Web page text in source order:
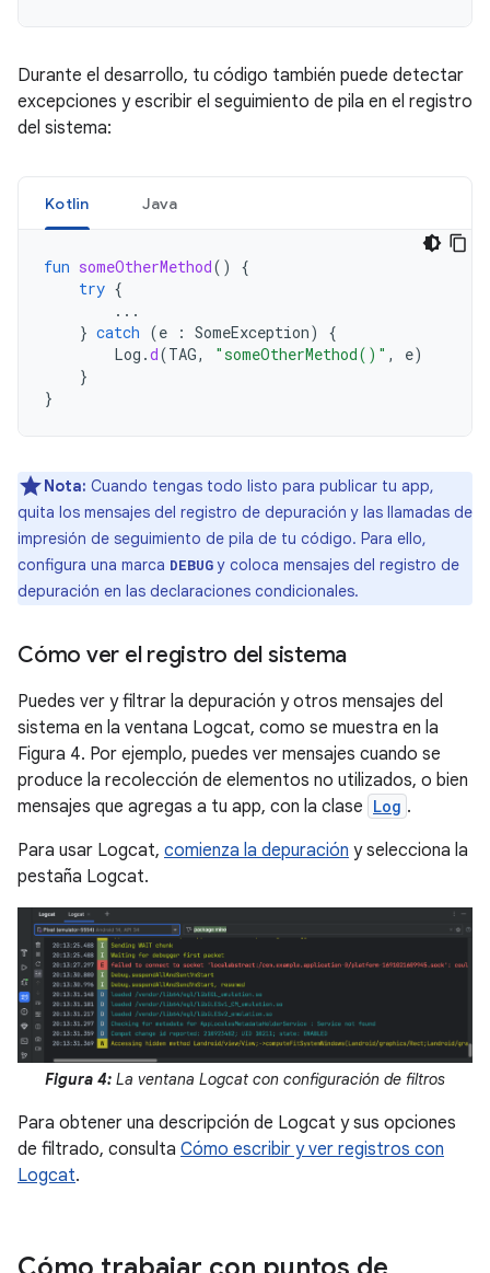
Durante el desarrollo, tu código también puede detectar
excepciones y escribir el seguimiento de pila en el registro
del sistema:
Kotlin Java
fun someOtherMethod()
{
try {
...
} catch (e : SomeException)
{
Log .d(TAG, "someOtherMethod()" , e)
}
}
Nota: Cuando tengas todo listo para publicar tu app,
quita los mensajes del registro de depuración y las llamadas de
impresión de seguimiento de pila de tu código. Para ello,
configura una marca DEBUGy coloca mensajes del registro de
depuración en las declaraciones condicionales.
Cómo ver el registro del sistema
Puedes ver y filtrar la depuración y otros mensajes del
sistema en la ventana Logcat, como se muestra en la
Figura 4. Por ejemplo, puedes ver mensajes cuando se
produce la recolección de elementos no utilizados, o bien
mensajes que agregas a tu app, con la clase Log .
Para usar Logcat, comienza la depuración y selecciona la
pestaña Logcat.
Figura 4: La ventana Logcat con configuración de filtros
Para obtener una descripción de Logcat y sus opciones
de filtrado, consulta Cómo escribir y ver registros con
Logcat.